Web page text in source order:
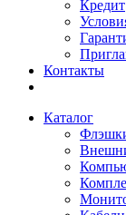
Кредит
Контакты
Каталог